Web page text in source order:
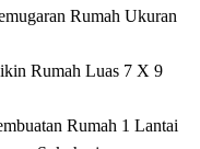
Rumah Ukuran
Rumah Luas 7 X 9
Rumah 1 Lantai